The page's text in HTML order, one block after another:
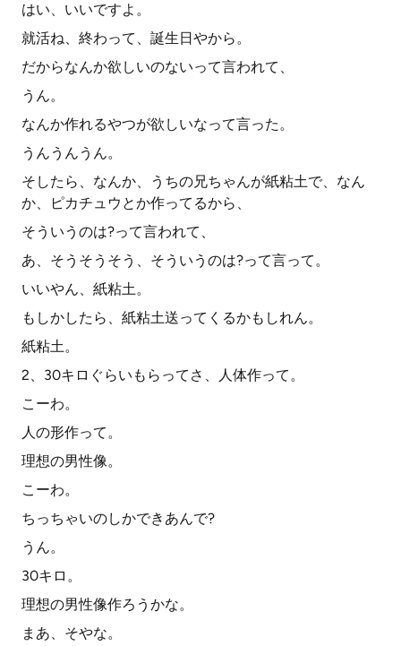
はい、いいですよ。
就活ね、終わって、誕生日やから。
だからなんか欲しいのないって言われて、
うん。
なんか作れるやつが欲しいなって言った。
うんうんうん。
そしたら、なんか、うちの兄ちゃんが紙粘土で、なん
か、ピカチュウとか作ってるから、
そういうのは?って言われて、
あ、そうそうそう、そういうのは?って言って。
いいやん、紙粘土。
もしかしたら、紙粘土送ってくるかもしれん。
紙粘土。
2、30キロぐらいもらってさ、人体作って。
こーわ。
人の形作って。
理想の男性像。
こーわ。
ちっちゃいのしかできあんで?
うん。
30キロ。
理想の男性像作ろうかな。
まあ、そやな。